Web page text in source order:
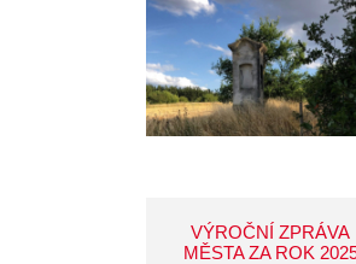
VÝROČNÍ ZPRÁVA
MĚSTA ZA ROK